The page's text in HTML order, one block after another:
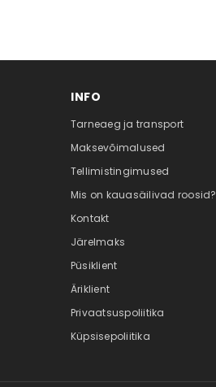
INFO
Tarneaeg ja transport
Maksevõimalused
Tellimistingimused
Mis on kauasäilivad roosid?
Kontakt
Järelmaks
Püsiklient
Äriklient
Privaatsuspoliitika
Küpsisepoliitika